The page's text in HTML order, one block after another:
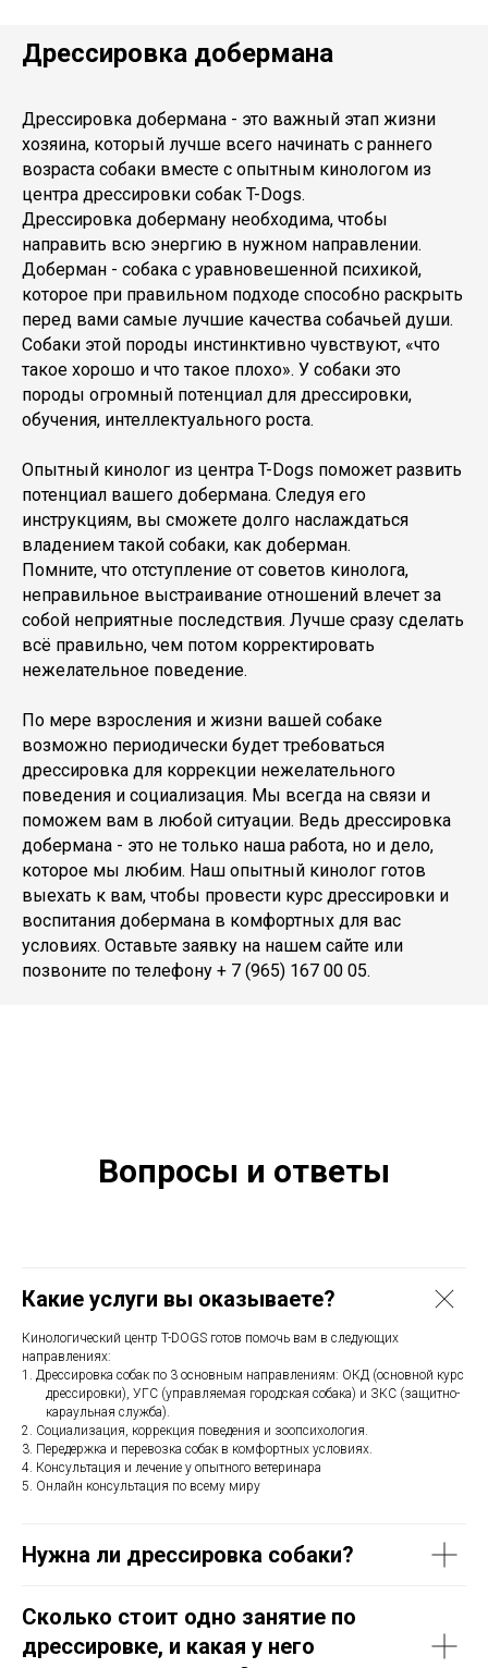
Дрессировка добермана
Дрессировка добермана - это важный этап жизни
хозяина, который лучше всего начинать с раннего
возраста собаки вместе с опытным кинологом из
центра дрессировки собак T-Dogs.
Дрессировка доберману необходима, чтобы
направить всю энергию в нужном направлении.
Доберман - собака с уравновешенной психикой,
которое при правильном подходе способно раскрыть
перед вами самые лучшие качества собачьей души.
Собаки этой породы инстинктивно чувствуют, «что
такое хорошо и что такое плохо». У собаки это
породы огромный потенциал для дрессировки,
обучения, интеллектуального роста.
Опытный кинолог из центра T-Dogs поможет развить
потенциал вашего добермана. Следуя его
инструкциям, вы сможете долго наслаждаться
владением такой собаки, как доберман.
Помните, что отступление от советов кинолога,
неправильное выстраивание отношений влечет за
собой неприятные последствия. Лучше сразу сделать
всё правильно, чем потом корректировать
нежелательное поведение.
По мере взросления и жизни вашей собаке
возможно периодически будет требоваться
дрессировка для коррекции нежелательного
поведения и социализация. Мы всегда на связи и
поможем вам в любой ситуации. Ведь дрессировка
добермана - это не только наша работа, но и дело,
которое мы любим. Наш опытный кинолог готов
выехать к вам, чтобы провести курс дрессировки и
воспитания добермана в комфортных для вас
условиях. Оставьте заявку на нашем сайте или
позвоните по телефону + 7 (965) 167 00 05.
Вопросы и ответы
Какие услуги вы оказываете?
Кинологический центр T-DOGS готов помочь вам в следующих
направлениях:
Дрессировка собак по 3 основным направлениям: ОКД (основной курс
дрессировки), УГС (управляемая городская собака) и ЗКС (защитно-
караульная служба).
Социализация, коррекция поведения и зоопсихология.
Передержка и перевозка собак в комфортных условиях.
Консультация и лечение у опытного ветеринара
Онлайн консультация по всему миру
Нужна ли дрессировка собаки?
Сколько стоит одно занятие по
дрессировке, и какая у него